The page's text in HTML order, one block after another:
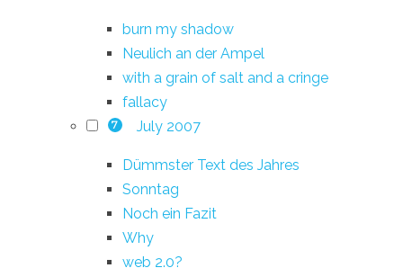
burn my shadow
Neulich an der Ampel
with a grain of salt and a cringe
fallacy
7 July 2007
Dümmster Text des Jahres
Sonntag
Noch ein Fazit
Why
web 2.0?